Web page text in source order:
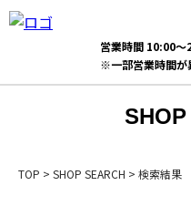
営業時間 10:00
※一部営業時間が
TOP > SHOP SEARCH > 検索結果